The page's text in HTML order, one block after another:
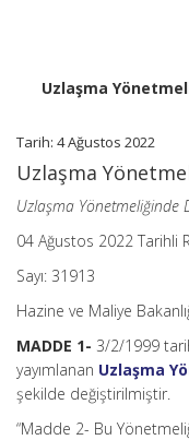
Uzlaşma
Tarih: 4 Ağustos 2022
Uzlaşma
Uzlaşma Yönetmeliğinde
04 Ağustos 2022 Tarihli
Sayı: 31913
Hazine ve Maliye
MADDE 1- 3/2/1999
yayımlanan Uzlaşma
şekilde değiştirilmiştir.
“Madde 2- Bu